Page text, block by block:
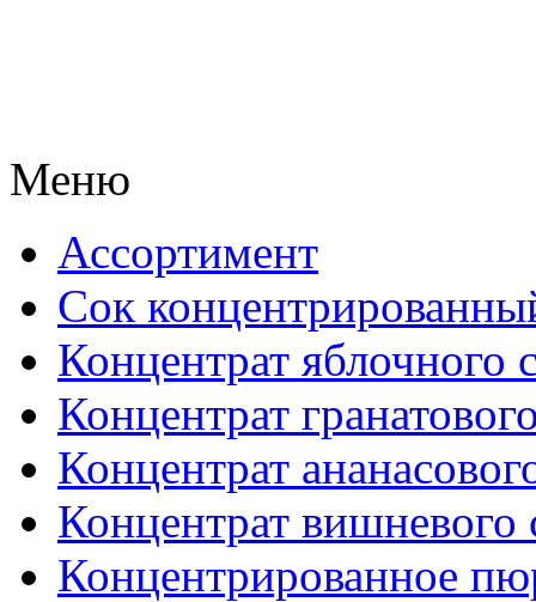
Меню
Ассортимент
Сок
Концентрат яблочного
Концентрат
Концентрат
Концентрат вишневого
Концентрированное